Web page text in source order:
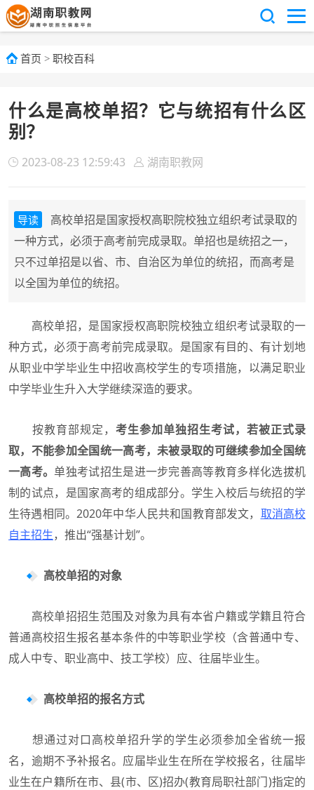
首页 > 职校百科
什么是高校单招？它与统招有什么区
别？
2023-08-23 12:59:43 湖南职教网
导读
高校单招是国家授权高职院校独立组织考试录取的
一种方式，必须于高考前完成录取。单招也是统招之一，
只不过单招是以省、市、自治区为单位的统招，而高考是
以全国为单位的统招。
高校单招，是国家授权高职院校独立组织考试录取的一
种方式，必须于高考前完成录取。是国家有目的、有计划地
从职业中学毕业生中招收高校学生的专项措施，以满足职业
中学毕业生升入大学继续深造的要求。
按教育部规定， 考生参加单独招生考试，若被正式录
取，不能参加全国统一高考，未被录取的可继续参加全国统
一高考。单独考试招生是进一步完善高等教育多样化选拔机
制的试点，是国家高考的组成部分。学生入校后与统招的学
生待遇相同。2020年中华人民共和国教育部发文， 取消高校
自主招生，推出“强基计划”。
高校单招的对象
高校单招招生范围及对象为具有本省户籍或学籍且符合
普通高校招生报名基本条件的中等职业学校（含普通中专、
成人中专、职业高中、技工学校）应、往届毕业生。
高校单招的报名方式
想通过对口高校单招升学的学生必须参加全省统一报
名，逾期不予补报名。应届毕业生在所在学校报名，往届毕
业生在户籍所在市、县(市、区)招办(教育局职社部门)指定的